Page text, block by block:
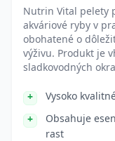
Nutrin Vital pelety
akváriové ryby v
obohatené o
výživu. Produkt je
sladkovodných
Vysoko
Obsahuje
rast